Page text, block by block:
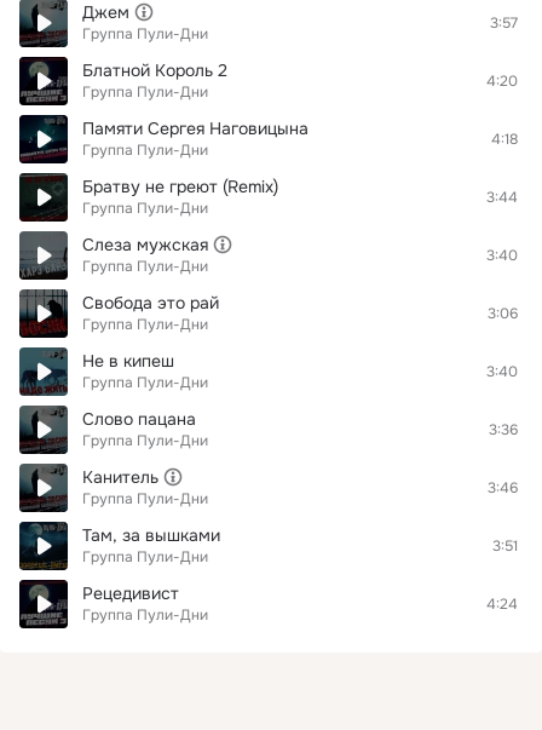
Джем
Группа Пули-Дни
3:57
Блатной Король 2
Группа Пули-Дни
4:20
Памяти Сергея Наговицына
Группа Пули-Дни
4:18
Братву не греют (Remix)
Группа Пули-Дни
3:44
Слеза мужская
Группа Пули-Дни
3:40
Свобода это рай
Группа Пули-Дни
3:06
Не в кипеш
Группа Пули-Дни
3:40
Слово пацана
Группа Пули-Дни
3:36
Канитель
Группа Пули-Дни
3:46
Там, за вышками
Группа Пули-Дни
3:51
Рецедивист
Группа Пули-Дни
4:24